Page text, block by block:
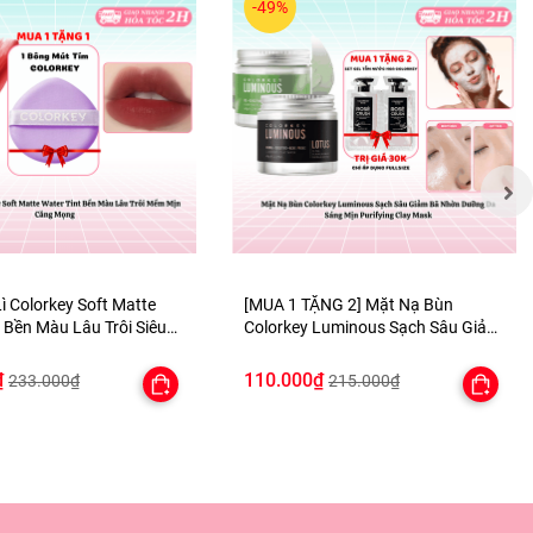
mỗi
Colorkey Soft Matte
Màu Lâu Trôi Siêu
233.000₫
-49%
[MUA 1 TẶNG 2] Mặt Nạ Bùn
Colorkey Luminous Sạch Sâu Giảm
Purifying Clay Mask - TẶNG SET
SAMPLE 2 GEL TẮM
110.000₫ 215.000₫